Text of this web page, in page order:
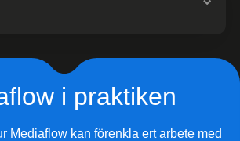
i praktiken
Mediaflow kan förenkla ert arbete med